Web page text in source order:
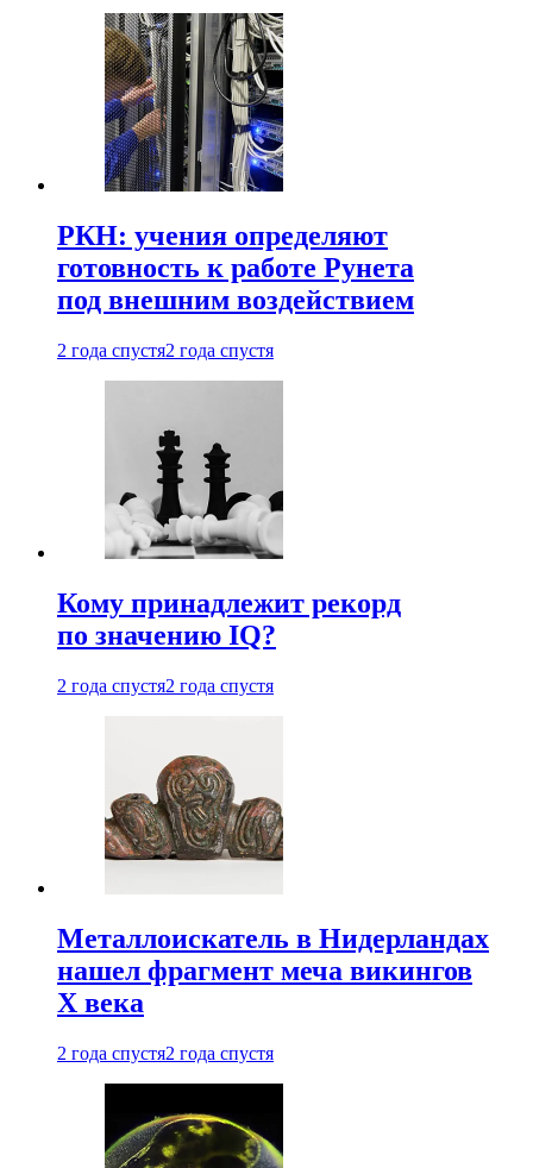
РКН: учения определяют
готовность к работе Рунета
под внешним воздействием
2 года спустя2 года спустя
Кому принадлежит рекорд
по значению IQ?
2 года спустя2 года спустя
Металлоискатель в Нидерландах
нашел фрагмент меча викингов
X века
2 года спустя2 года спустя